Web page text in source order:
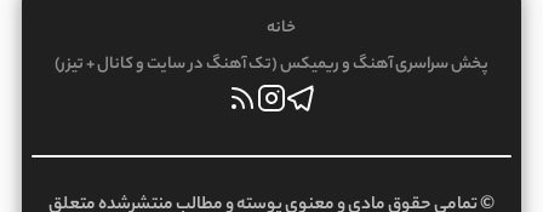
خانه
پخش سراسری آهنگ و ریمیکس (تک آهنگ در سایت و کانال + تیزر)
© تمامی حقوق مادی و معنوی پوسته و مطالب منتشرشده متعلق